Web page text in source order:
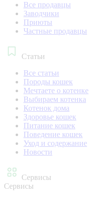
Все продавцы
Заводчики
Приюты
Частные продавцы
Статьи
Все статьи
Породы кошек
Мечтаете о котенке
Выбираем котенка
Котенок дома
Здоровье кошек
Питание кошек
Поведение кошек
Уход и содержание
Новости
Сервисы
Сервисы